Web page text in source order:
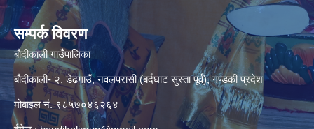
सम्पर्क विवरण
बौदीकाली गाउँपालिका
बौदीकाली- २, डेढगाउँ, नवलपरासी (बर्दघाट सुस्ता पूर्व), गण्डकी प्रदेश
मोबाइल नं. ९८५७०४६२६४